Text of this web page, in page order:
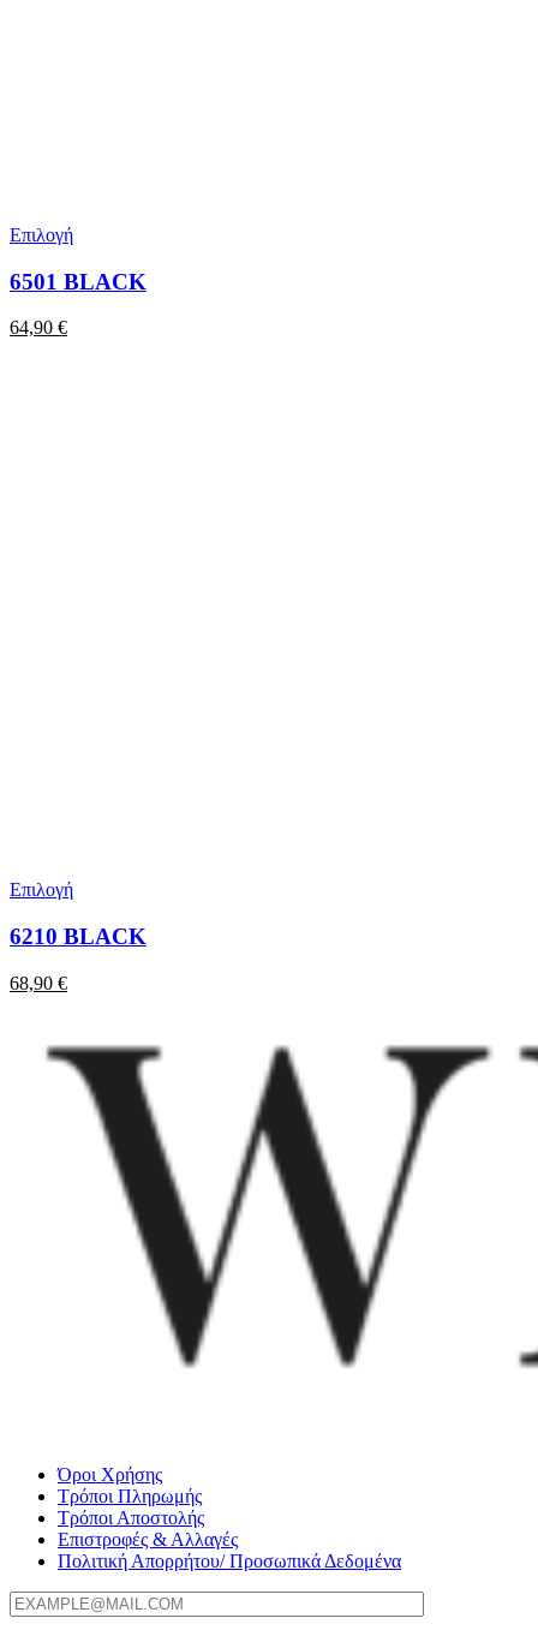
Επιλογή
6501 BLACK
64,90 €
Επιλογή
6210 BLACK
68,90 €
Όροι Χρήσης
Τρόποι Πληρωμής
Τρόποι Αποστολής
Επιστροφές & Αλλαγές
Πολιτική Απορρήτου/ Προσωπικά Δεδομένα